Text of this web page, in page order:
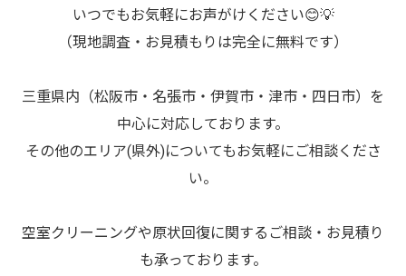
いつでもお気軽にお声がけください😊💡
（現地調査・お見積もりは完全に無料です）
三重県内（松阪市・名張市・伊賀市・津市・四日市）を
中心に対応しております。
その他のエリア(県外)についてもお気軽にご相談くださ
い。
空室クリーニングや原状回復に関するご相談・お見積り
も承っております。